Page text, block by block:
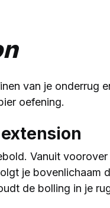
van je onderrug
oefening.
Vanuit
je bovenlichaam
de bolling in je